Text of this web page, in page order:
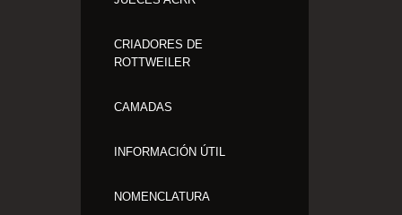
CRIADORES DE
ROTTWEILER
CAMADAS
INFORMACIÓN ÚTIL
NOMENCLATURA